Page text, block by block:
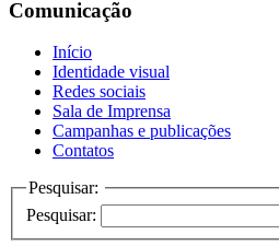
Comunicação
Início
Identidade visual
Redes sociais
Sala de Imprensa
Campanhas e publicações
Contatos
Pesquisar:
Pesquisar: